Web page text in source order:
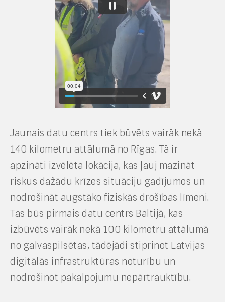
Jaunais datu centrs tiek būvēts vairāk nekā
140 kilometru attālumā no Rīgas. Tā ir
apzināti izvēlēta lokācija, kas ļauj mazināt
riskus dažādu krīzes situāciju gadījumos un
nodrošināt augstāko fiziskās drošības līmeni.
Tas būs pirmais datu centrs Baltijā, kas
izbūvēts vairāk nekā 100 kilometru attālumā
no galvaspilsētas, tādējādi stiprinot Latvijas
digitālās infrastruktūras noturību un
nodrošinot pakalpojumu nepārtrauktību.